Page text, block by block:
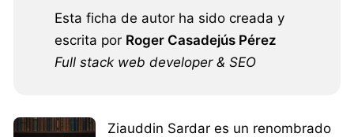
Esta ficha de autor ha sido creada y
escrita por Roger Casadejús Pérez
Full stack web developer & SEO
Ziauddin Sardar es un renombrado